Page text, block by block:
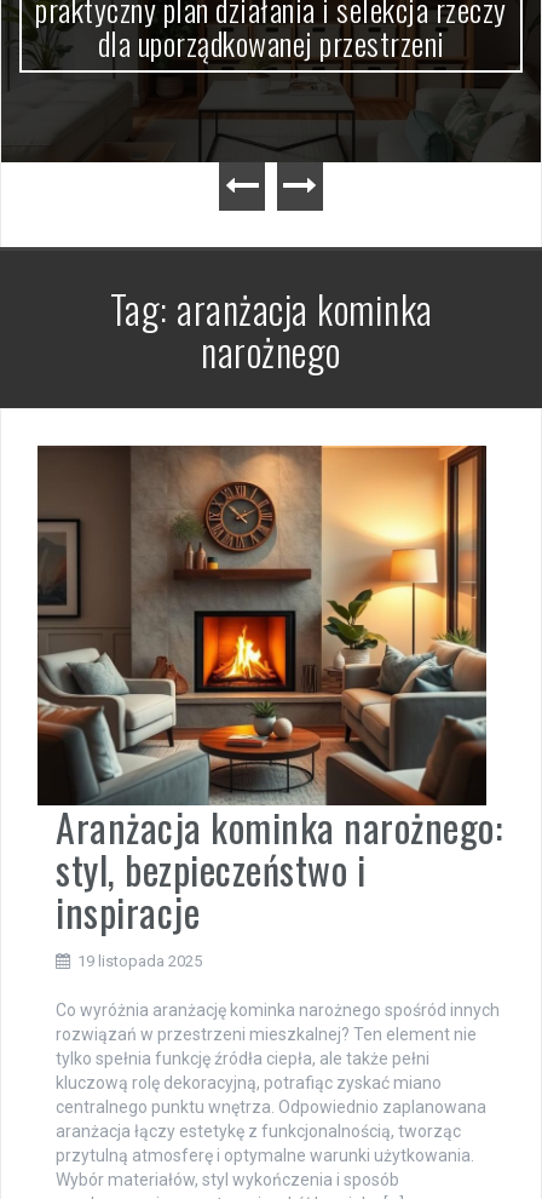
dla uporządkowanej przestrzeni
Tag: aranżacja kominka
narożnego
Aranżacja kominka narożnego:
styl, bezpieczeństwo i
inspiracje
19 listopada 2025
Co wyróżnia aranżację kominka narożnego spośród innych
rozwiązań w przestrzeni mieszkalnej? Ten element nie
tylko spełnia funkcję źródła ciepła, ale także pełni
kluczową rolę dekoracyjną, potrafiąc zyskać miano
centralnego punktu wnętrza. Odpowiednio zaplanowana
aranżacja łączy estetykę z funkcjonalnością, tworząc
przytulną atmosferę i optymalne warunki użytkowania.
Wybór materiałów, styl wykończenia i sposób